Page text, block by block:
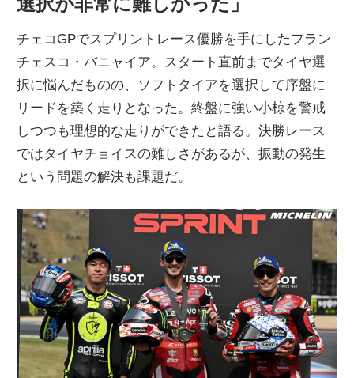
ク
ニ
ュ
ー
ス
チェコGPでスプリントレース優勝を手にしたフラン
チェスコ・バニャイア。スタート直前までタイヤ選
択に悩んだものの、ソフトタイアを選択して序盤に
リードを築く走りとなった。終盤に強い小椋を警戒
しつつも理想的な走りができたと語る。決勝レース
ではタイヤチョイスの難しさがあるが、振動の発生
という問題の解決も課題だ。